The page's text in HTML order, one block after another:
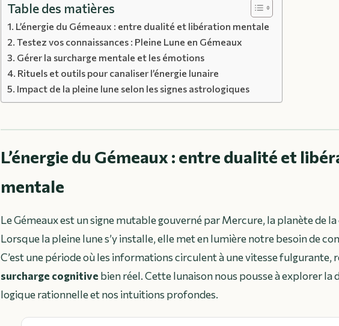
Table des matières
L’énergie du Gémeaux : entre dualité et libération mentale
Testez vos connaissances : Pleine Lune en Gémeaux
Gérer la surcharge mentale et les émotions
Rituels et outils pour canaliser l’énergie lunaire
Impact de la pleine lune selon les signes astrologiques
L’énergie du Gémeaux : entre dualité et
mentale
Le Gémeaux est un signe mutable gouverné par Mercure, la planète de
Lorsque la pleine lune s’y installe, elle met en lumière notre besoin de
C’est une période où les informations circulent à une vitesse fulgurante,
surcharge cognitive bien réel. Cette lunaison nous pousse à explorer la
logique rationnelle et nos intuitions profondes.